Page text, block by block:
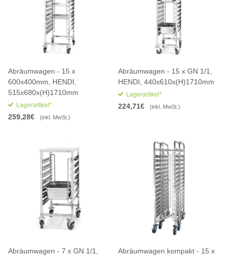
Abräumwagen - 15 x
600x400mm, HENDI,
515x680x(H)1710mm
Lagerartikel*
259,28€ (inkl. MwSt.)
Abräumwagen - 15 x GN 1/1,
HENDI, 440x610x(H)1710mm
Lagerartikel*
224,71€ (inkl. MwSt.)
Abräumwagen - 7 x GN 1/1,
Abräumwagen kompakt - 15 x